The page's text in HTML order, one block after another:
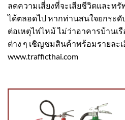
ลดความเสี่ยงที่จะเสียชีวิตและท
ได้ตลอดไป หากท่านสนใจยกระ
ต่อเหตุไฟไหม้ ไม่ว่าอาคารบ้านเ
ต่าง ๆ เชิญชมสินค้าพร้อมรายละ
www.trafficthai.com